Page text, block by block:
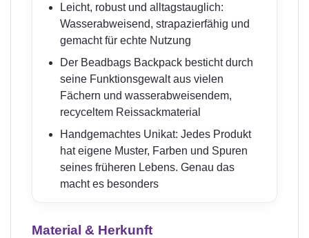
Leicht, robust und alltagstauglich:
Wasserabweisend, strapazierfähig und
gemacht für echte Nutzung
Der Beadbags Backpack besticht durch
seine Funktionsgewalt aus vielen
Fächern und wasserabweisendem,
recyceltem Reissackmaterial
Handgemachtes Unikat: Jedes Produkt
hat eigene Muster, Farben und Spuren
seines früheren Lebens. Genau das
macht es besonders
Material & Herkunft